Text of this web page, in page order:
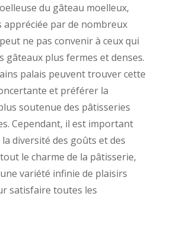
du gâteau moelleux,
appréciée par de nombreux
ne pas convenir à ceux qui
gâteaux plus fermes et denses.
palais peuvent trouver cette
et préférer la
soutenue des pâtisseries
Cependant, il est important
diversité des goûts et des
le charme de la pâtisserie,
variété infinie de plaisirs
satisfaire toutes les